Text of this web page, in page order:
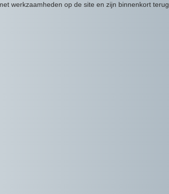
werkzaamheden op de site en zijn binnenkort terug.